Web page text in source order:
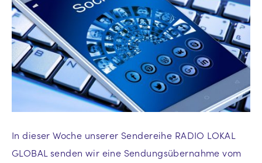
In dieser Woche unserer Sendereihe RADIO LOKAL
GLOBAL senden wir eine Sendungsübernahme vom